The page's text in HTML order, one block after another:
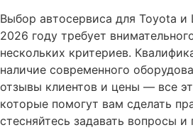
Выбор автосервиса для Toyota и
2026 году требует
нескольких критериев.
наличие современного
отзывы клиентов и цены — все
которые помогут вам сделать
стесняйтесь задавать вопросы